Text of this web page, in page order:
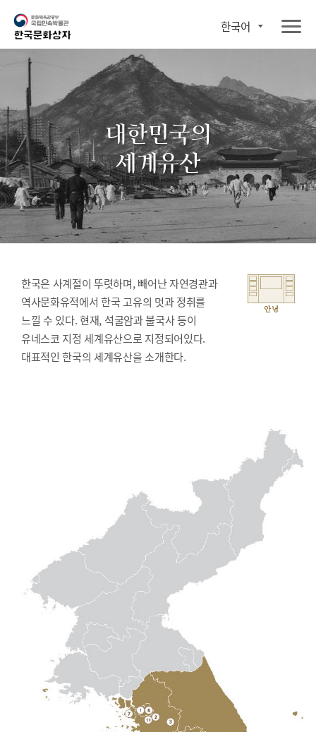
한국어
대한민국의
세계유산
한국은 사계절이 뚜렷하며, 빼어난 자연경관과
역사문화유적에서 한국 고유의 멋과 정취를
느낄 수 있다. 현재, 석굴암과 불국사 등이
유네스코 지정 세계유산으로 지정되어있다.
대표적인 한국의 세계유산을 소개한다.
안녕